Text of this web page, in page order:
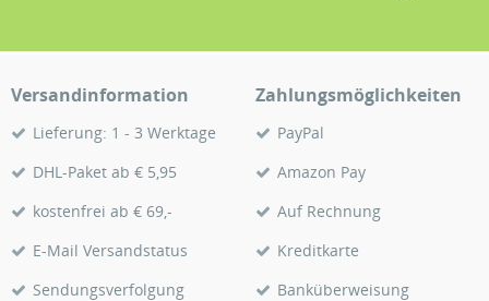
Versandinformation
Lieferung: 1 - 3 Werktage
DHL-Paket ab € 5,95
kostenfrei ab € 69,-
E-Mail Versandstatus
Sendungsverfolgung
Zahlungsmöglichkeiten
PayPal
Amazon Pay
Auf Rechnung
Kreditkarte
Banküberweisung